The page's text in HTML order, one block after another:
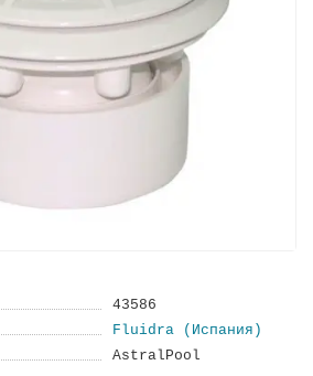
43586
Fluidra (Испания)
AstralPool